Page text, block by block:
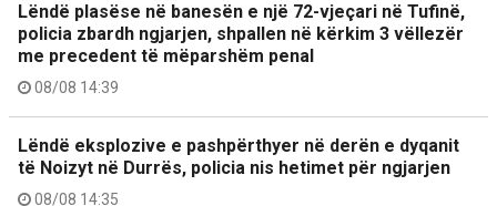
Lëndë plasëse në banesën e një 72-vjeçari në Tufinë,
policia zbardh ngjarjen, shpallen në kërkim 3 vëllezër
me precedent të mëparshëm penal
08/08 14:39
Lëndë eksplozive e pashpërthyer në derën e dyqanit
të Noizyt në Durrës, policia nis hetimet për ngjarjen
08/08 14:35